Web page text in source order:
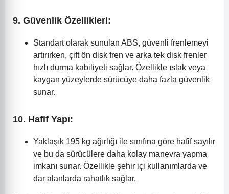
9. Güvenlik Özellikleri:
Standart olarak sunulan ABS, güvenli frenlemeyi
artırırken, çift ön disk fren ve arka tek disk frenler
hızlı durma kabiliyeti sağlar. Özellikle ıslak veya
kaygan yüzeylerde sürücüye daha fazla güvenlik
sunar.
10. Hafif Yapı:
Yaklaşık 195 kg ağırlığı ile sınıfına göre hafif sayılır
ve bu da sürücülere daha kolay manevra yapma
imkanı sunar. Özellikle şehir içi kullanımlarda ve
dar alanlarda rahatlık sağlar.